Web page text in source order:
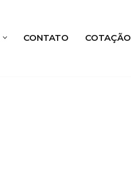
CONTATO COTAÇÃO